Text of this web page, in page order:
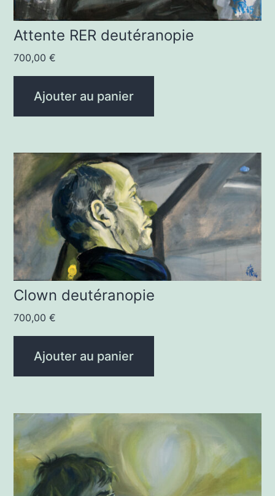
Attente RER deutéranopie
700,00€
Ajouter au panier
Clown deutéranopie
700,00€
Ajouter au panier